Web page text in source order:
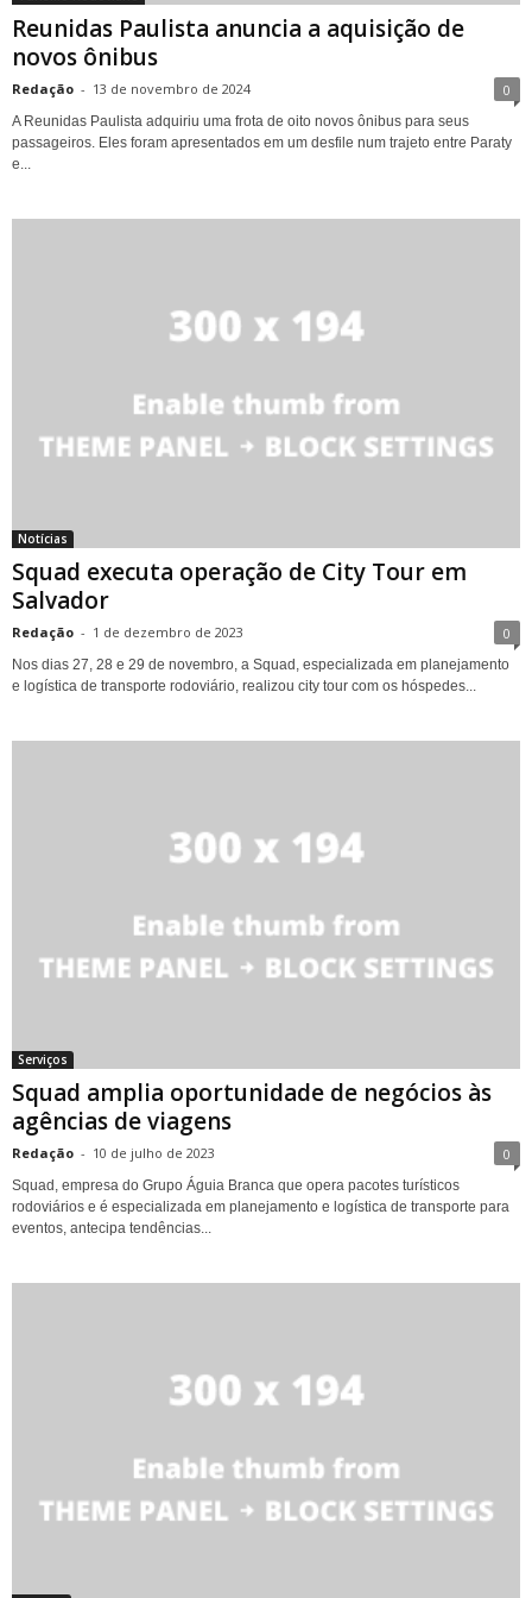
Reunidas Paulista anuncia a aquisição de
novos ônibus
Redação - 13 de novembro de 2024 0
A Reunidas Paulista adquiriu uma frota de oito novos ônibus para seus
passageiros. Eles foram apresentados em um desfile num trajeto entre Paraty
e...
Notícias
Squad executa operação de City Tour em
Salvador
Redação - 1 de dezembro de 2023 0
Nos dias 27, 28 e 29 de novembro, a Squad, especializada em planejamento
e logística de transporte rodoviário, realizou city tour com os hóspedes...
Serviços
Squad amplia oportunidade de negócios às
agências de viagens
Redação - 10 de julho de 2023 0
Squad, empresa do Grupo Águia Branca que opera pacotes turísticos
rodoviários e é especializada em planejamento e logística de transporte para
eventos, antecipa tendências...